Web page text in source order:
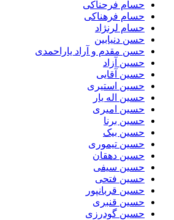
حسام فرحناکی
حسام فرهناکی
حسام لرنژاد
حسن دنیابین
حسن مقدم و آراد یاراحمدی
حسین آزاد
حسین آقایی
حسین استیری
حسین اله یار
حسین امیری
حسین برنا
حسین بیک
حسین تیموری
حسین دهقان
حسین سیفی
حسین فتحی
حسین قربانپور
حسین قنبری
حسین گودرزی